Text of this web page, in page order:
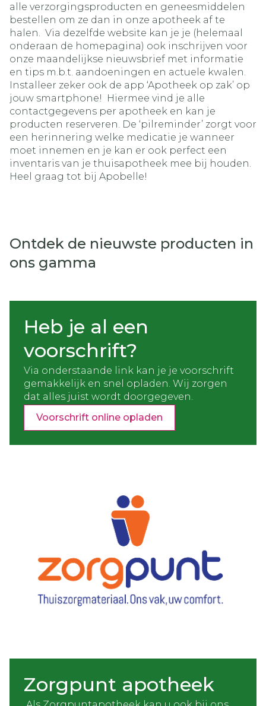
alle verzorgingsproducten en geneesmiddelen
bestellen om ze dan in onze apotheek af te
halen. Via dezelfde website kan je je (helemaal
onderaan de homepagina) ook inschrijven voor
onze maandelijkse nieuwsbrief met informatie
en tips m.b.t. aandoeningen en actuele kwalen.
Installeer zeker ook de app ‘Apotheek op zak’ op
jouw smartphone! Hiermee vind je alle
contactgegevens per apotheek en kan je
producten reserveren. De ‘pilreminder’ zorgt voor
een herinnering welke medicatie je wanneer
moet innemen en je kan er ook perfect een
inventaris van je thuisapotheek mee bij houden.
Heel graag tot bij Apobelle!
Ontdek de nieuwste producten in
ons gamma
Heb je al een
voorschrift?
Via onderstaande link kan je je voorschrift
gemakkelijk en snel opladen. Wij zorgen
dat alles juist wordt doorgegeven.
Voorschrift online opladen
Zorgpunt apotheek